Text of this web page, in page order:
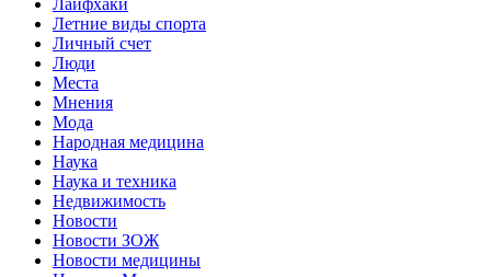
Летние виды спорта
Личный счет
Люди
Места
Мнения
Мода
Народная медицина
Наука
Наука и техника
Недвижимость
Новости
Новости ЗОЖ
Новости медицины